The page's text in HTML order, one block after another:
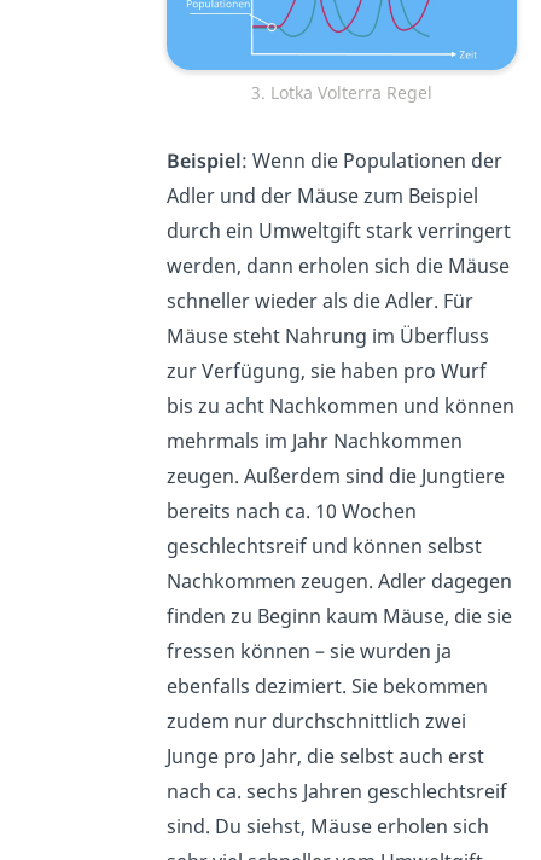
3. Lotka Volterra Regel
Beispiel: Wenn die Populationen der
Adler und der Mäuse zum Beispiel
durch ein Umweltgift stark verringert
werden, dann erholen sich die Mäuse
schneller wieder als die Adler. Für
Mäuse steht Nahrung im Überfluss
zur Verfügung, sie haben pro Wurf
bis zu acht Nachkommen und können
mehrmals im Jahr Nachkommen
zeugen. Außerdem sind die Jungtiere
bereits nach ca. 10 Wochen
geschlechtsreif und können selbst
Nachkommen zeugen. Adler dagegen
finden zu Beginn kaum Mäuse, die sie
fressen können – sie wurden ja
ebenfalls dezimiert. Sie bekommen
zudem nur durchschnittlich zwei
Junge pro Jahr, die selbst auch erst
nach ca. sechs Jahren geschlechtsreif
sind. Du siehst, Mäuse erholen sich